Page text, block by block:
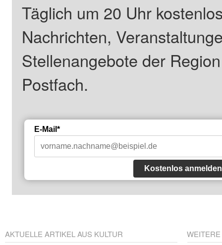
Täglich um 20 Uhr
Nachrichten,
Stellenangebote der
Postfach.
E-Mail*
Kostenlos anmelden
AKTUELLE ARTIKEL AUS KULTUR